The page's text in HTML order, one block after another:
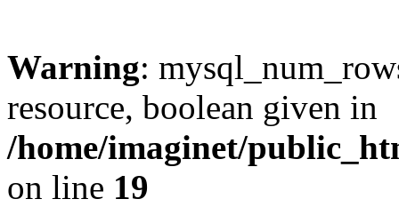
Warning:
resource, boolean given in
/home/imaginet/
on line 19